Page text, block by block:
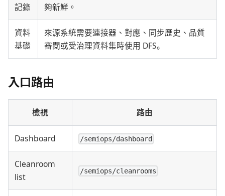
記錄
夠新鮮。
資料
基礎
來源系統需要連接器、對應、同步歷史、品質
審閱或受治理資料集時使用 DFS。
入口路由
檢視 路由
Dashboard /semiops/dashboard
Cleanroom
list
/semiops/cleanrooms